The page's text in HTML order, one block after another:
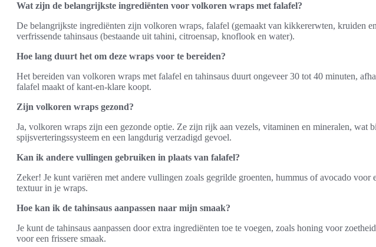
Wat zijn de belangrijkste ingrediënten voor volkoren wraps met falafel?
De belangrijkste ingrediënten zijn volkoren wraps, falafel (gemaakt van kikkererwten, kruiden
verfrissende tahinsaus (bestaande uit tahini, citroensap, knoflook en water).
Hoe lang duurt het om deze wraps voor te bereiden?
Het bereiden van volkoren wraps met falafel en tahinsaus duurt ongeveer 30 tot 40 minuten,
falafel maakt of kant-en-klare koopt.
Zijn volkoren wraps gezond?
Ja, volkoren wraps zijn een gezonde optie. Ze zijn rijk aan vezels, vitaminen en mineralen, wat
spijsverteringssysteem en een langdurig verzadigd gevoel.
Kan ik andere vullingen gebruiken in plaats van falafel?
Zeker! Je kunt variëren met andere vullingen zoals gegrilde groenten, hummus of avocado voor
textuur in je wraps.
Hoe kan ik de tahinsaus aanpassen naar mijn smaak?
Je kunt de tahinsaus aanpassen door extra ingrediënten toe te voegen, zoals honing voor
voor een frissere smaak.